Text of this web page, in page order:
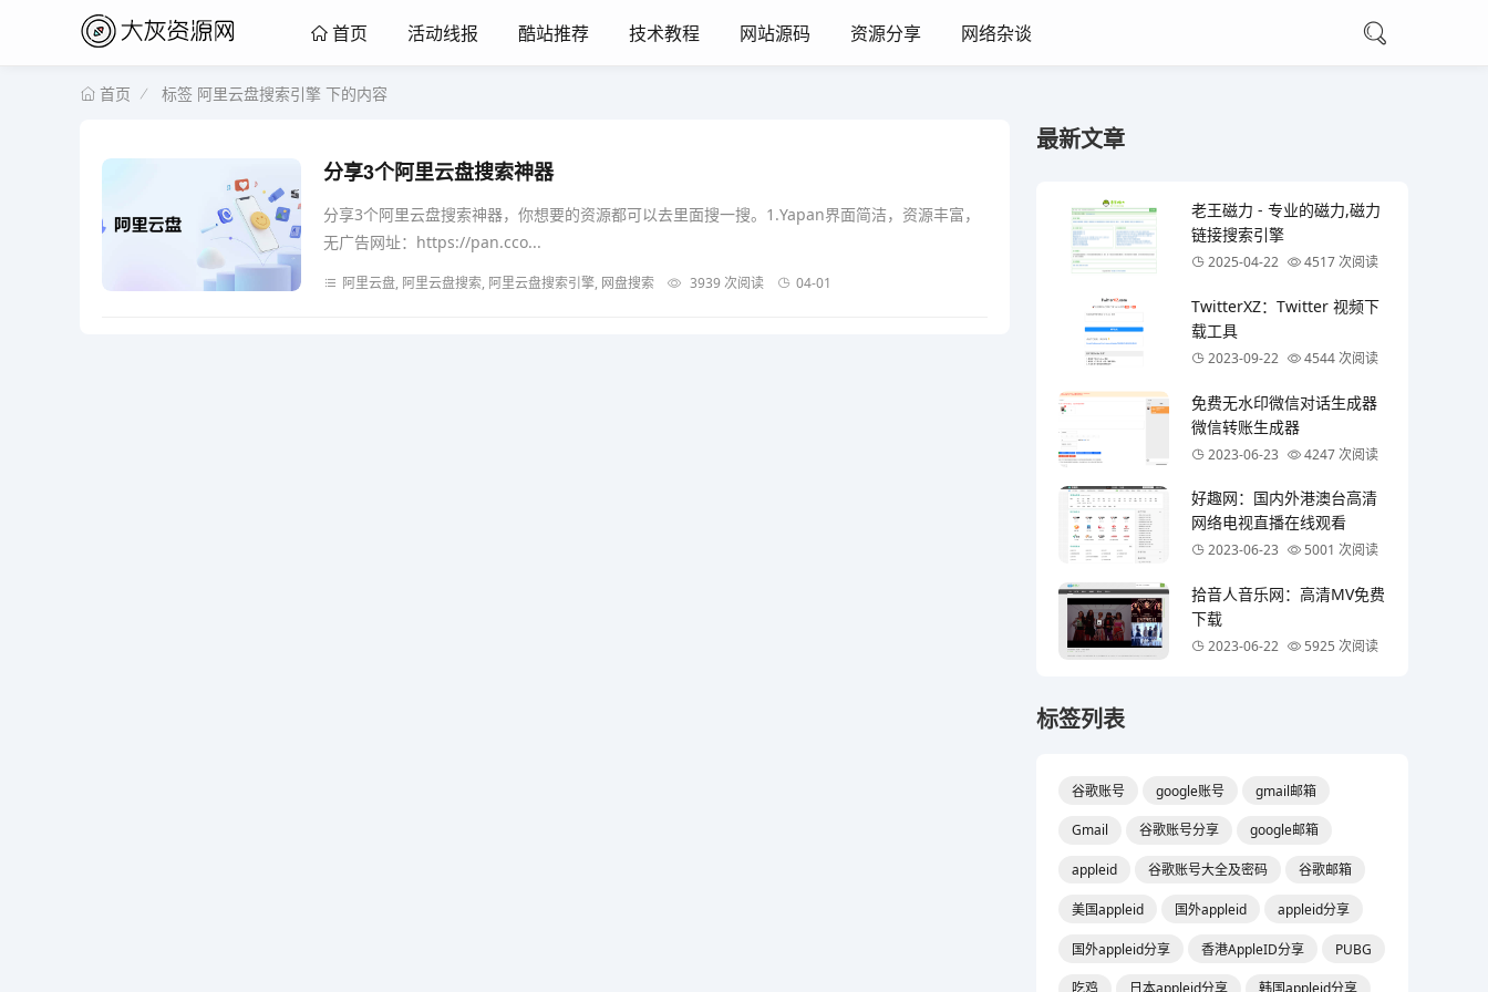
首页 活动线报 酷站推荐 技术教程 网站源码 资源分享 网络杂谈
首页 标签 阿里云盘搜索引擎 下的内容
分享3个阿里云盘搜索神器
分享3个阿里云盘搜索神器，你想要的资源都可以去里面搜一搜。1.Yapan界面简洁，资源丰富，
无广告网址：https://pan.cco...
阿里云盘, 阿里云盘搜索, 阿里云盘搜索引擎, 网盘搜索 3939 次阅读 04-01
最新文章
老王磁力 - 专业的磁力,磁力
链接搜索引擎
2025-04-22 4517 次阅读
TwitterXZ：Twitter 视频下
载工具
2023-09-22 4544 次阅读
免费无水印微信对话生成器
微信转账生成器
2023-06-23 4247 次阅读
好趣网：国内外港澳台高清
网络电视直播在线观看
2023-06-23 5001 次阅读
拾音人音乐网：高清MV免费
下载
2023-06-22 5925 次阅读
标签列表
谷歌账号 google账号 gmail邮箱
Gmail 谷歌账号分享 google邮箱
appleid 谷歌账号大全及密码 谷歌邮箱
美国appleid 国外appleid appleid分享
国外appleid分享 香港AppleID分享 PUBG